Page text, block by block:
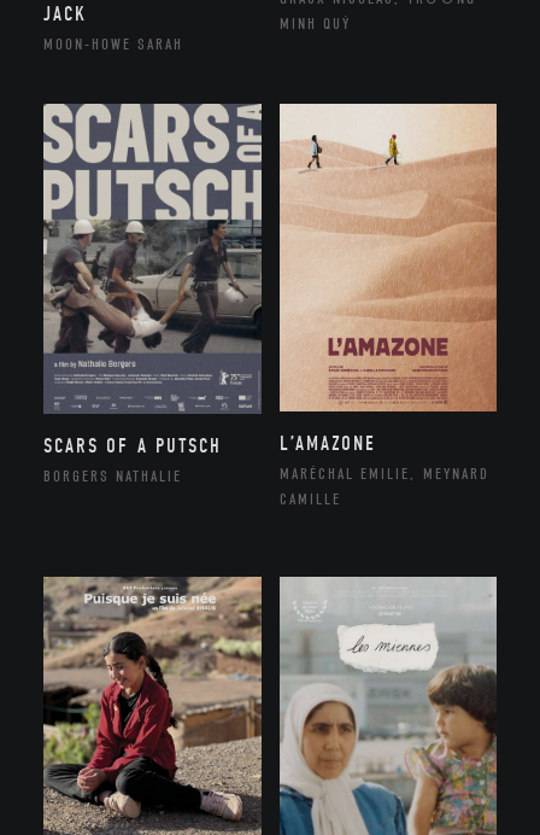
JACK
MOON-HOWE SARAH
MINH QUÝ
SCARS OF A PUTSCH
BORGERS NATHALIE
L’AMAZONE
MARÉCHAL EMILIE, MEYNARD
CAMILLE